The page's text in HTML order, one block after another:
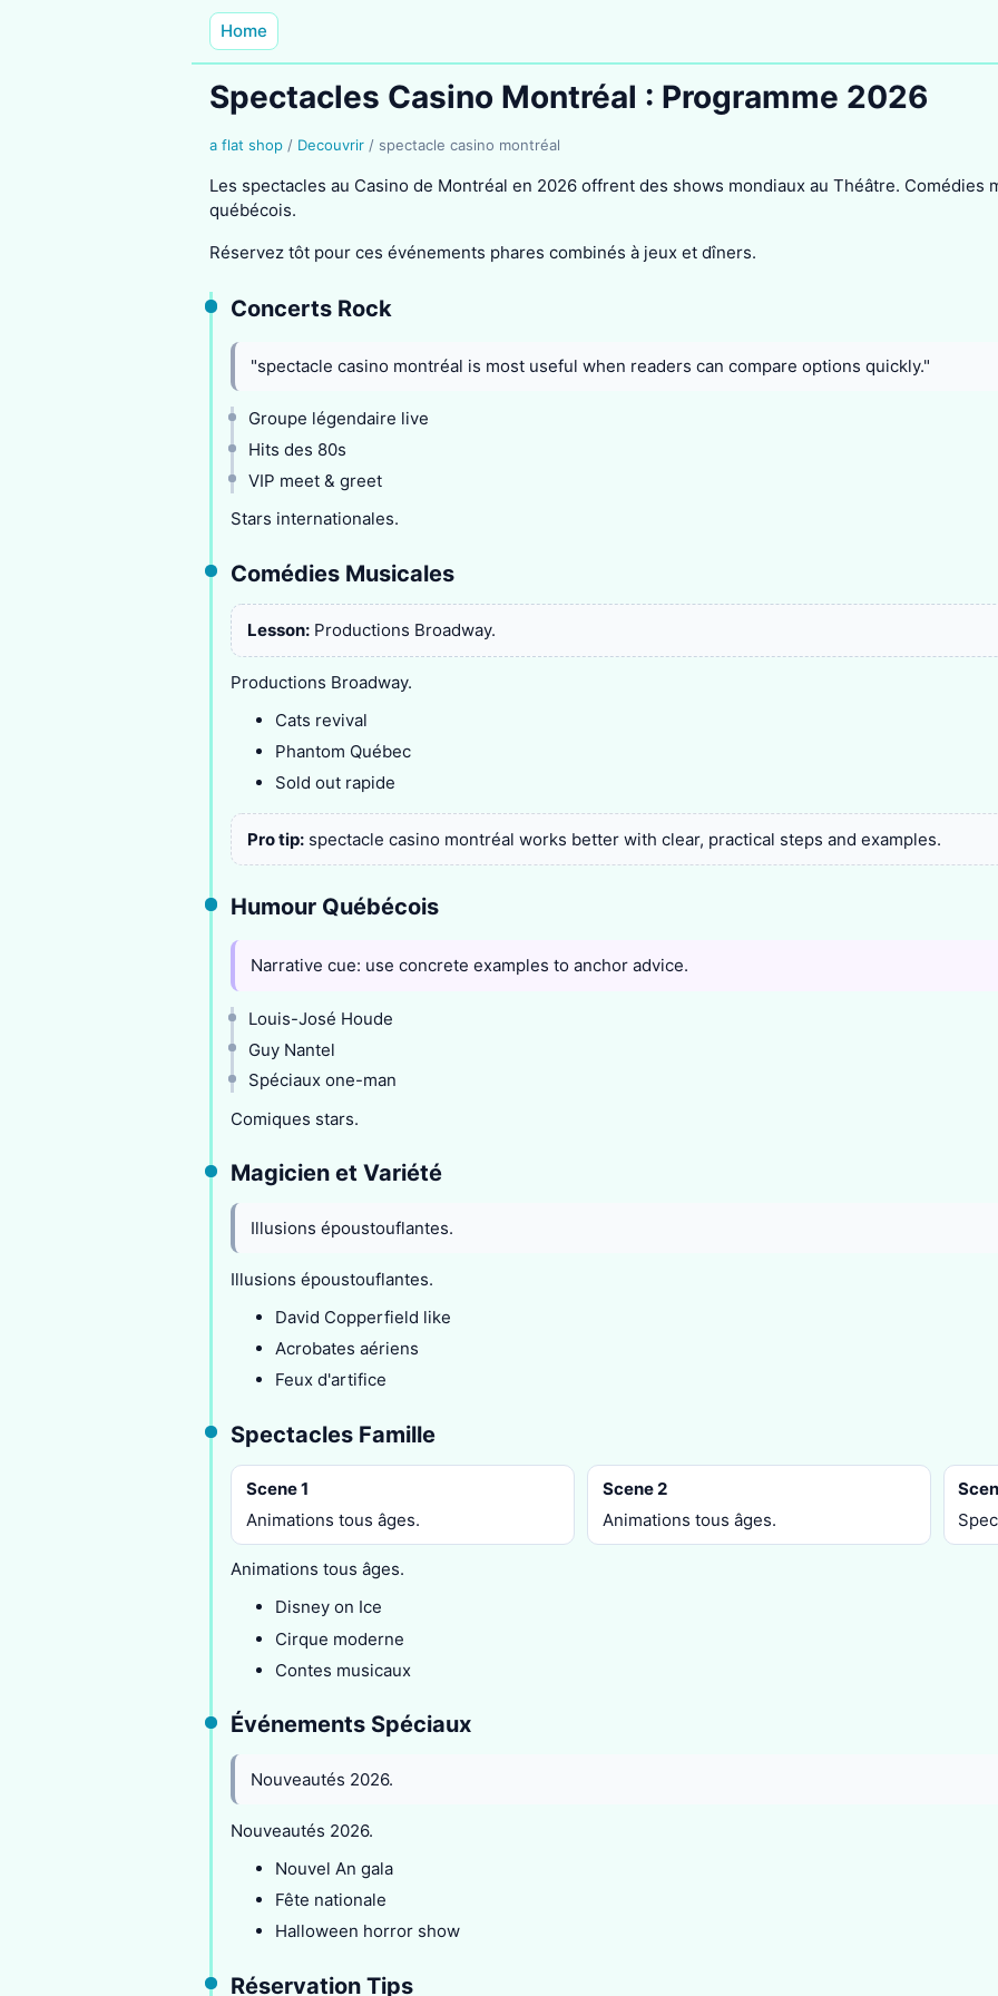
Home
Spectacles Casino Montréal : Programme 2026
a flat shop / Decouvrir / spectacle casino montréal
Les spectacles au Casino de Montréal en 2026 offrent des shows mondiaux au Théâtre. Comédies
québécois.
Réservez tôt pour ces événements phares combinés à jeux et dîners.
Concerts Rock
"spectacle casino montréal is most useful when readers can compare options quickly."
Groupe légendaire live
Hits des 80s
VIP meet & greet
Stars internationales.
Comédies Musicales
Lesson:Productions Broadway.
Productions Broadway.
Cats revival
Phantom Québec
Sold out rapide
Pro tip:spectacle casino montréal works better with clear, practical steps and examples.
Humour Québécois
Narrative cue: use concrete examples to anchor advice.
Louis-José Houde
Guy Nantel
Spéciaux one-man
Comiques stars.
Magicien et Variété
Illusions époustouflantes.
Illusions époustouflantes.
David Copperfield like
Acrobates aériens
Feux d'artifice
Spectacles Famille
Scene 1
Animations tous âges.
Scene 2
Animations tous âges.
Animations tous âges.
Disney on Ice
Cirque moderne
Contes musicaux
Événements Spéciaux
Nouveautés 2026.
Nouveautés 2026.
Nouvel An gala
Fête nationale
Halloween horror show
Réservation Tips